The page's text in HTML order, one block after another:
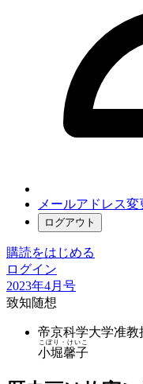
メールアドレス変
ログアウト
購読をはじめる
ログイン
2023年4月号
致知随想
帝京科学大学准
小堀馨子
こぼり・けいこ